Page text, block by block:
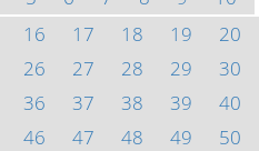
16 17 18 19
20
26 27 28 29
30
36 37 38 39
40
46 47 48 49
50